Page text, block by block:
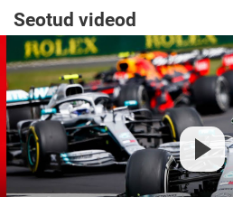
Seotud videod